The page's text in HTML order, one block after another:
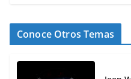
Conoce Otros Temas